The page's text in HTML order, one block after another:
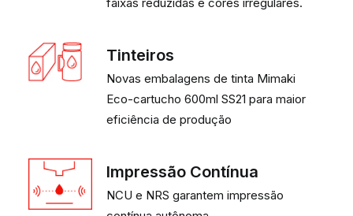
Tinteiros
Novas embalagens de tinta Mimaki
Eco-cartucho 600ml SS21 para maior
eficiência de produção
Impressão Contínua
NCU e NRS garantem impressão